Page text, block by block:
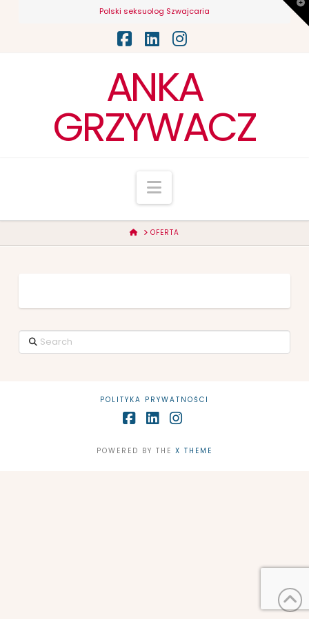
Polski seksuolog Szwajcaria
Facebook
LinkedInInstagram
ANKA
GRZYWACZ
Navigation
HOMEOFERTA
Search
POLITYKA PRYWATNOŚCI
POWERED BY THE X THEME